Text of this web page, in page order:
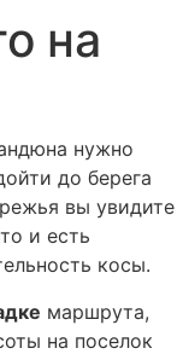
на
нужно
до берега
вы увидите
и есть
косы.
маршрута,
на поселок